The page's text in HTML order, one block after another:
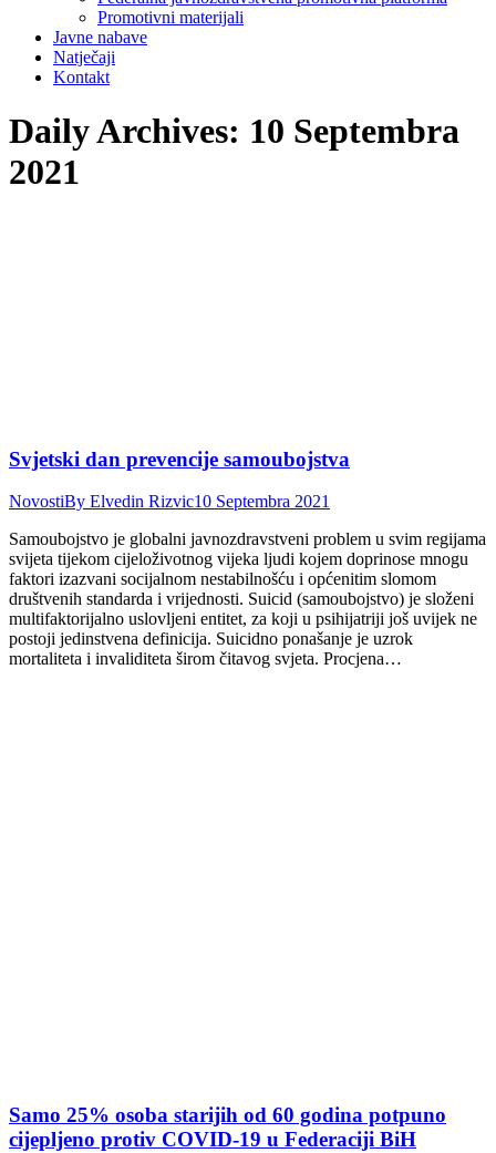
Promotivni materijali
Javne nabave
Natječaji
Kontakt
Daily Archives: 10 Septembra
2021
Svjetski dan prevencije samoubojstva
NovostiBy Elvedin Rizvic10 Septembra 2021
Samoubojstvo je globalni javnozdravstveni problem u svim regijama
svijeta tijekom cijeloživotnog vijeka ljudi kojem doprinose mnogu
faktori izazvani socijalnom nestabilnošću i općenitim slomom
društvenih standarda i vrijednosti. Suicid (samoubojstvo) je složeni
multifaktorijalno uslovljeni entitet, za koji u psihijatriji još uvijek ne
postoji jedinstvena definicija. Suicidno ponašanje je uzrok
mortaliteta i invaliditeta širom čitavog svjeta. Procjena…
Samo 25% osoba starijih od 60 godina potpuno
cijepljeno protiv COVID-19 u Federaciji BiH